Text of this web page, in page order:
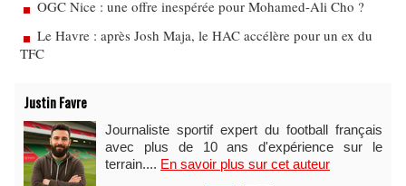
OGC Nice : une offre inespérée pour Mohamed-Ali Cho ?
Le Havre : après Josh Maja, le HAC accélère pour un ex du
TFC
Justin Favre
Journaliste sportif expert du football français
avec plus de 10 ans d'expérience sur le
terrain.... En savoir plus sur cet auteur